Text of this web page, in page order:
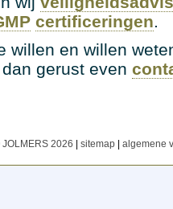
certificeringen.
willen en willen
gerust even
JOLMERS 2026 sitemap| algemene